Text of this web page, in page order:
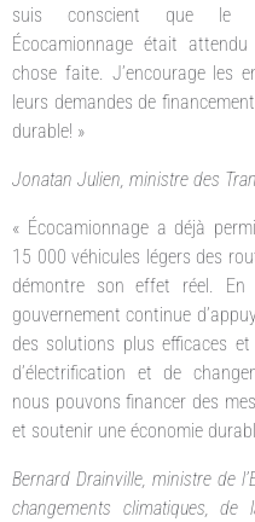
suis conscient que le
Écocamionnage était
chose faite. J’encourage les
leurs demandes de
durable! »
Jonatan Julien, ministre des
« Écocamionnage a déjà
15 000 véhicules légers des
démontre son effet réel. En
gouvernement continue
des solutions plus efficaces
d’électrification et de
nous pouvons financer des
et soutenir une économie
Bernard Drainville, ministre de
changements climatiques,